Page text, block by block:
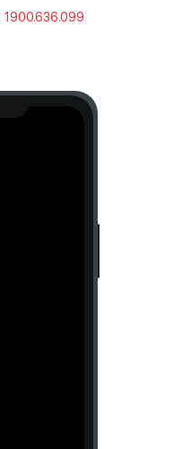
1900.636.099